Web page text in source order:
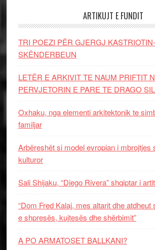
ARTIKUJT E FUNDIT
TRI POEZI PËR GJERGJ KASTRIOTIN-
SKËNDERBEUN
LETËR E ARKIVIT TE NAUM PRIFTIT
PERVJETORIN E PARE TE DRAGO
Oxhaku, nga elementi arkitektonik te
familjar
Arbëreshët si model evropian i mbrojtjes
kulturor
Sali Shijaku, “Diego Rivera” shqiptar i
“Dom Fred Kalaj, mes altarit dhe atdheut
e shpresës, kujtesës dhe shërbimit”
A PO ARMATOSET BALLKANI?